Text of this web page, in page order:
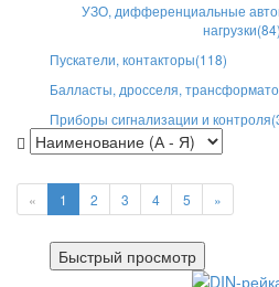
УЗО, дифференциальные
нагрузки(84)
Пускатели, контакторы(118)
Балласты, дросселя,
Приборы сигнализации и контроля
« 1 2 3 4 5 »
Быстрый просмотр